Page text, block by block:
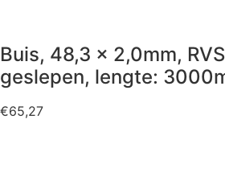
Buis, 48,3 x 2,0mm,
geslepen, lengte:
€65,27